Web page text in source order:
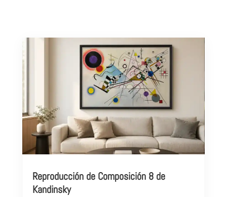
Reproducción de Composición 8 de
Kandinsky